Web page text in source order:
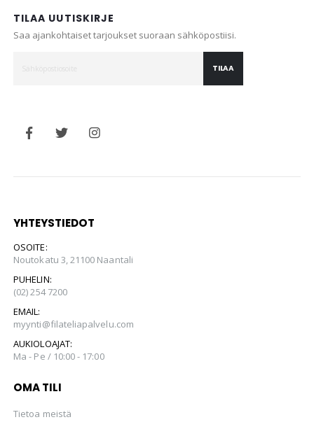
TILAA UUTISKIRJE
Saa ajankohtaiset tarjoukset suoraan sähköpostiisi.
TILAA
YHTEYSTIEDOT
OSOITE:
Noutokatu 3, 21100 Naantali
PUHELIN:
(02) 254 7200
EMAIL:
myynti@filateliapalvelu.com
AUKIOLOAJAT:
Ma - Pe / 10:00 - 17:00
OMA TILI
Tietoa meistä